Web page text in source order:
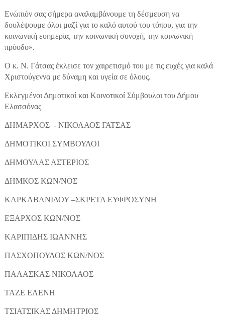
Ενώπιόν σας σήμερα αναλαμβάνουμε τη δέσμευση να
δουλέψουμε όλοι μαζί για το καλό αυτού του τόπου, για την
κοινωνική ευημερία, την κοινωνική συνοχή, την κοινωνική
πρόοδο».
Ο κ. Ν. Γάτσας έκλεισε τον χαιρετισμό του με τις ευχές για καλά
Χριστούγεννα με δύναμη και υγεία σε όλους.
Εκλεγμένοι Δημοτικοί και Κοινοτικοί Σύμβουλοι του Δήμου
Ελασσόνας
ΔΗΜΑΡΧΟΣ - ΝΙΚΟΛΑΟΣ ΓΑΤΣΑΣ
ΔΗΜΟΤΙΚΟΙ ΣΥΜΒΟΥΛΟΙ
ΔΗΜΟΥΛΑΣ ΑΣΤΕΡΙΟΣ
ΔΗΜΚΟΣ ΚΩΝ/ΝΟΣ
ΚΑΡΚΑΒΑΝΙΔΟΥ –ΣΚΡΕΤΑ ΕΥΦΡΟΣΥΝΗ
ΕΞΑΡΧΟΣ ΚΩΝ/ΝΟΣ
ΚΑΡΙΠΙΔΗΣ ΙΩΑΝΝΗΣ
ΠΑΣΧΟΠΟΥΛΟΣ ΚΩΝ/ΝΟΣ
ΠΑΛΑΣΚΑΣ ΝΙΚΟΛΑΟΣ
ΤΑΖΕ ΕΛΕΝΗ
ΤΣΙΑΤΣΙΚΑΣ ΔΗΜΗΤΡΙΟΣ